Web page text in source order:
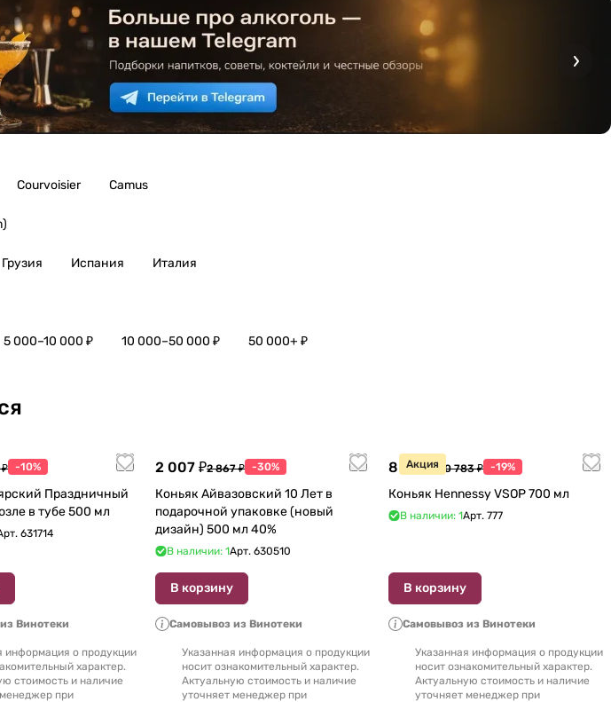
Courvoisier Camus
Грузия Испания Италия
5 000–10 000 ₽ 10 000–50 000 ₽ 50 000+ ₽
-10%
Праздничный
КС 17 лет с мюзле в тубе 500 мл
631714
Винотеки
информация о продукции
характер.
стоимость и наличие
при
2 007 ₽2 867 ₽ -30%
Коньяк Айвазовский 10 Лет в
подарочной упаковке (новый
дизайн) 500 мл 40%
В наличии: 1Арт. 630510
В корзину
Самовывоз из Винотеки
Указанная информация о продукции
носит ознакомительный характер.
Актуальную стоимость и наличие
уточняет менеджер при
Акция
8 770 ₽ 10 783 ₽ -19%
Коньяк Hennessy VSOP 700 мл
В наличии: 1Арт. 777
В корзину
Самовывоз из Винотеки
Указанная информация о продукции
носит ознакомительный характер.
Актуальную стоимость и наличие
уточняет менеджер при